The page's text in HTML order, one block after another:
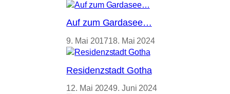
Auf zum Gardasee…
9. Mai 201718. Mai 2024
Residenzstadt Gotha
12. Mai 20249. Juni 2024